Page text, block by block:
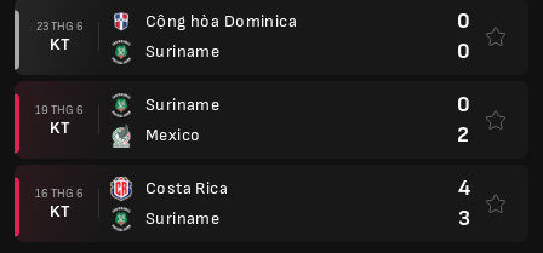
23 THG 6
KT
Cộng hòa Dominica
Suriname
0
0
19 THG 6
KT
Suriname
Mexico
0
2
16 THG 6
KT
Costa Rica
Suriname
4
3